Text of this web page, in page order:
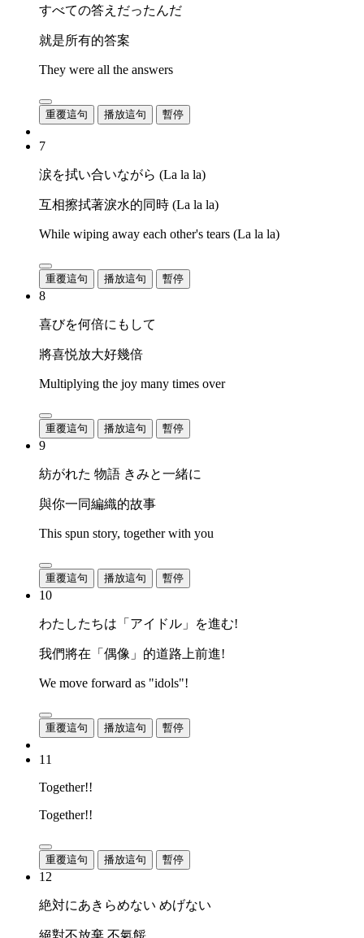
すべての答えだったんだ
就是所有的答案
They were all the answers
重覆這句 播放這句 暫停
7
涙を拭い合いながら (La la la)
互相擦拭著淚水的同時 (La la la)
While wiping away each other's tears (La la la)
重覆這句 播放這句 暫停
8
喜びを何倍にもして
將喜悦放大好幾倍
Multiplying the joy many times over
重覆這句 播放這句 暫停
9
紡がれた 物語 きみと一緒に
與你一同編織的故事
This spun story, together with you
重覆這句 播放這句 暫停
10
わたしたちは「アイドル」を進む!
我們將在「偶像」的道路上前進!
We move forward as "idols"!
重覆這句 播放這句 暫停
11
Together!!
Together!!
重覆這句 播放這句 暫停
12
絶対にあきらめない めげない
絕對不放棄 不氣餒